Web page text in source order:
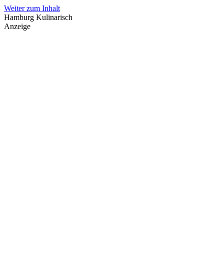
Weiter zum Inhalt
Hamburg Kulinarisch
Anzeige